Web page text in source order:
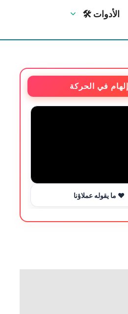
🛠 الأدوات
إلهام في الحركة
ما يقوله عملاؤنا ❤️